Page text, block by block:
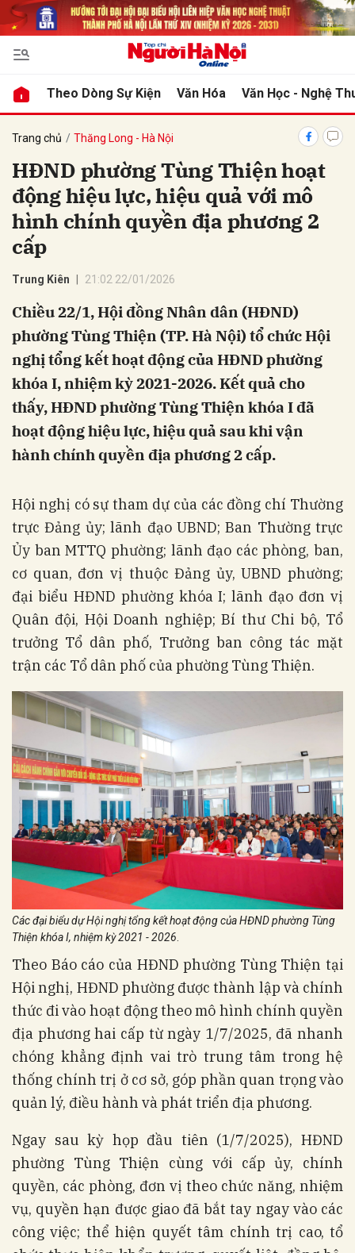
Theo Dòng Sự Kiện Văn Hóa Văn Học - Nghệ
Trang chủ Thăng Long - Hà Nội
HĐND phường Tùng Thiện hoạt
động hiệu lực, hiệu quả với mô
hình chính quyền địa phương 2
cấp
Trung Kiên 21:02 22/01/2026
Chiều 22/1, Hội đồng Nhân dân (HĐND)
phường Tùng Thiện (TP. Hà Nội) tổ chức Hội
nghị tổng kết hoạt động của HĐND phường
khóa I, nhiệm kỳ 2021-2026. Kết quả cho
thấy, HĐND phường Tùng Thiện khóa I đã
hoạt động hiệu lực, hiệu quả sau khi vận
hành chính quyền địa phương 2 cấp.
Hội nghị có sự tham dự của các đồng chí Thường
trực Đảng ủy; lãnh đạo UBND; Ban Thường trực
Ủy ban MTTQ phường; lãnh đạo các phòng, ban,
cơ quan, đơn vị thuộc Đảng ủy, UBND phường;
đại biểu HĐND phường khóa I; lãnh đạo đơn vị
Quân đội, Hội Doanh nghiệp; Bí thư Chi bộ, Tổ
trưởng Tổ dân phố, Trưởng ban công tác mặt
trận các Tổ dân phố của phường Tùng Thiện.
Các đại biểu dự Hội nghị tổng kết hoạt động của HĐND phường Tùng
Thiện khóa I, nhiệm kỳ 2021 - 2026
Theo Báo cáo của HĐND phường Tùng Thiện tại
Hội nghị, HĐND phường được thành lập và chính
thức đi vào hoạt động theo mô hình chính quyền
địa phương hai cấp từ ngày 1/7/2025, đã nhanh
chóng khẳng định vai trò trung tâm trong hệ
thống chính trị ở cơ sở, góp phần quan trọng vào
quản lý, điều hành và phát triển địa phương.
Ngay sau kỳ họp đầu tiên (1/7/2025), HĐND
phường Tùng Thiện cùng với cấp ủy, chính
quyền, các phòng, đơn vị theo chức năng, nhiệm
vụ, quyền hạn được giao đã bắt tay ngay vào các
công việc; thể hiện quyết tâm chính trị cao, tổ
luận